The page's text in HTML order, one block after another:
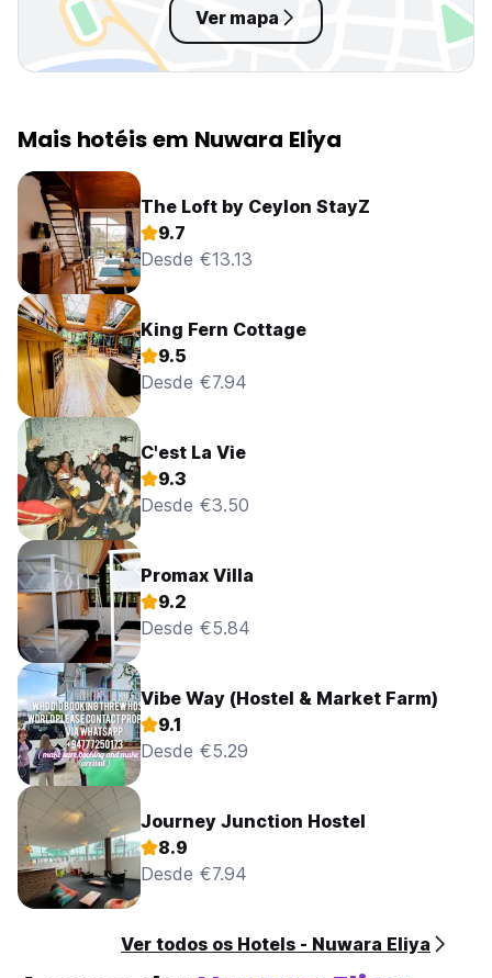
Ver mapa
Mais hotéis em Nuwara Eliya
The Loft by Ceylon StayZ
9.7
Desde €13.13
King Fern Cottage
9.5
Desde €7.94
C'est La Vie
9.3
Desde €3.50
Promax Villa
9.2
Desde €5.84
Vibe Way (Hostel & Market Farm)
9.1
Desde €5.29
Journey Junction Hostel
8.9
Desde €7.94
Ver todos os Hotels - Nuwara Eliya